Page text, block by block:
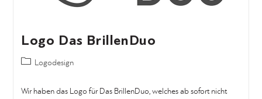
Logo Das BrillenDuo
Logodesign
Wir haben das Logo für Das BrillenDuo, welches ab sofort nicht